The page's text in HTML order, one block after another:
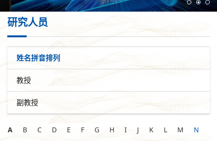
研究人员
姓名拼音排列
教授
副教授
A B C D E F G H I J K L M
N